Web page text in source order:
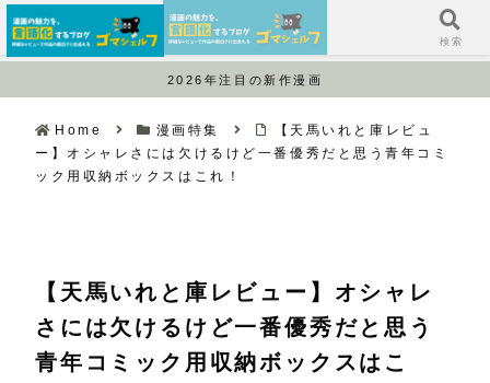
2026年注目の新作漫画
Home 漫画特集
【天馬いれと庫レビュ
ー】オシャレさには欠けるけど一番優秀だと思う青年コミ
ック用収納ボックスはこれ！
【天馬いれと庫レビュー】オシャレ
さには欠けるけど一番優秀だと思う
青年コミック用収納ボックスはこ
サイドバー 検索